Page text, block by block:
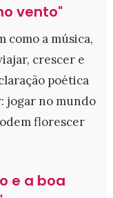
vento"
como a música,
crescer e
poética
jogar no mundo
florescer
e a boa